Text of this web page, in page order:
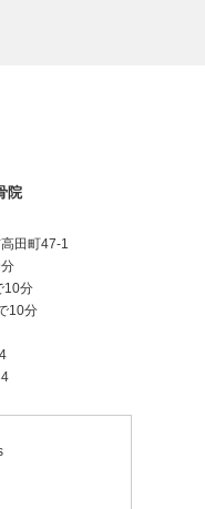
院
田町47-1
10分
10分